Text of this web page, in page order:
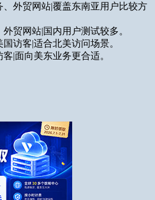
、外贸网站|覆盖东南亚用户比较方
贸网站|国内用户测试较多。
访客|适合北美访问场景。
|面向美东业务更合适。